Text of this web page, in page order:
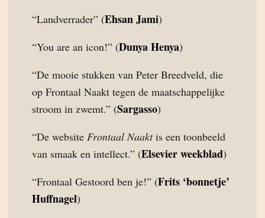
“Landverrader” (Ehsan Jami)
“You are an icon!” (Dunya Henya)
“De mooie stukken van Peter Breedveld, die
op Frontaal Naakt tegen de maatschappelijke
stroom in zwemt.” (Sargasso)
“De website Frontaal Naaktis een toonbeeld
van smaak en intellect.” (Elsevier weekblad)
“Frontaal Gestoord ben je!” (Frits ‘bonnetje’
Huffnagel)